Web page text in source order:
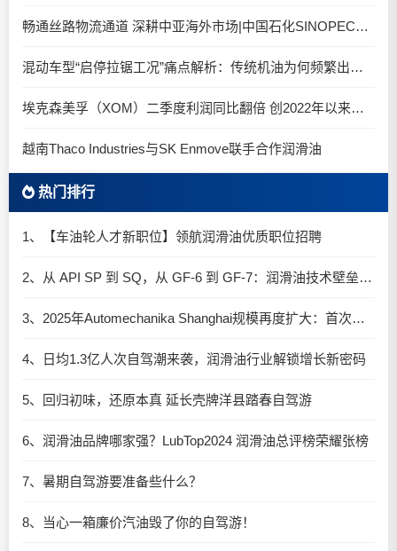
畅通丝路物流通道 深耕中亚海外市场|中国石化SINOPEC润滑油北京-阿拉木图图定班列顺利抵达
混动车型“启停拉锯工况”痛点解析：传统机油为何频繁出现油泥堆积？
埃克森美孚（XOM）二季度利润同比翻倍 创2022年以来新高
越南Thaco Industries与SK Enmove联手合作润滑油
热门排行
1、【车油轮人才新职位】领航润滑油优质职位招聘
2、从 API SP 到 SQ，从 GF-6 到 GF-7：润滑油技术壁垒再升高，你准备好了吗？
3、2025年Automechanika Shanghai规模再度扩大：首次启用国家会展中心（上海）全部15个展馆
4、日均1.3亿人次自驾潮来袭，润滑油行业解锁增长新密码​
5、回归初味，还原本真 延长壳牌洋县踏春自驾游
6、润滑油品牌哪家强？LubTop2024 润滑油总评榜荣耀张榜
7、暑期自驾游要准备些什么？
8、当心一箱廉价汽油毁了你的自驾游！